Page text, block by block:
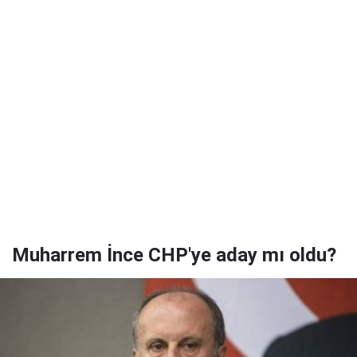
Muharrem İnce CHP'ye aday mı oldu?